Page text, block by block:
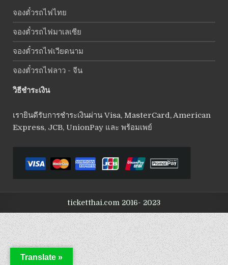
จองตั๋วรถไฟไทย
จองตั๋วรถไฟมาเลเซีย
จองตั๋วรถไฟเวียดนาม
จองตั๋วรถไฟลาว - จีน
วิธีชำระเงิน
เรายินดีรับการชำระเงินผ่าน Visa, MasterCard, American
Express, JCB, UnionPay และ พร้อมเพย์
ticketthai.com 2016- 2023
Translate »